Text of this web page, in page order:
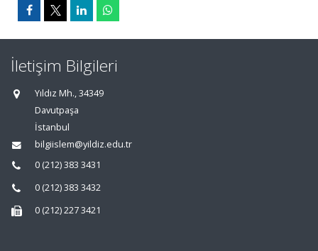
İletişim Bilgileri
Yıldız Mh., 34349
Davutpaşa
İstanbul
bilgiislem@yildiz.edu.tr
0 (212) 383 3431
0 (212) 383 3432
0 (212) 227 3421